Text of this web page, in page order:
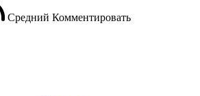
Средний Комментировать